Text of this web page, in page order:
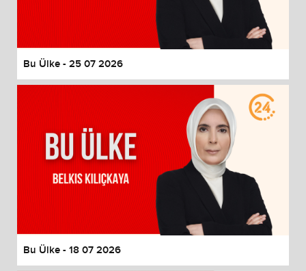
End of dialog window.
Bu Ülke - 25 07 2026
Bu Ülke - 18 07 2026